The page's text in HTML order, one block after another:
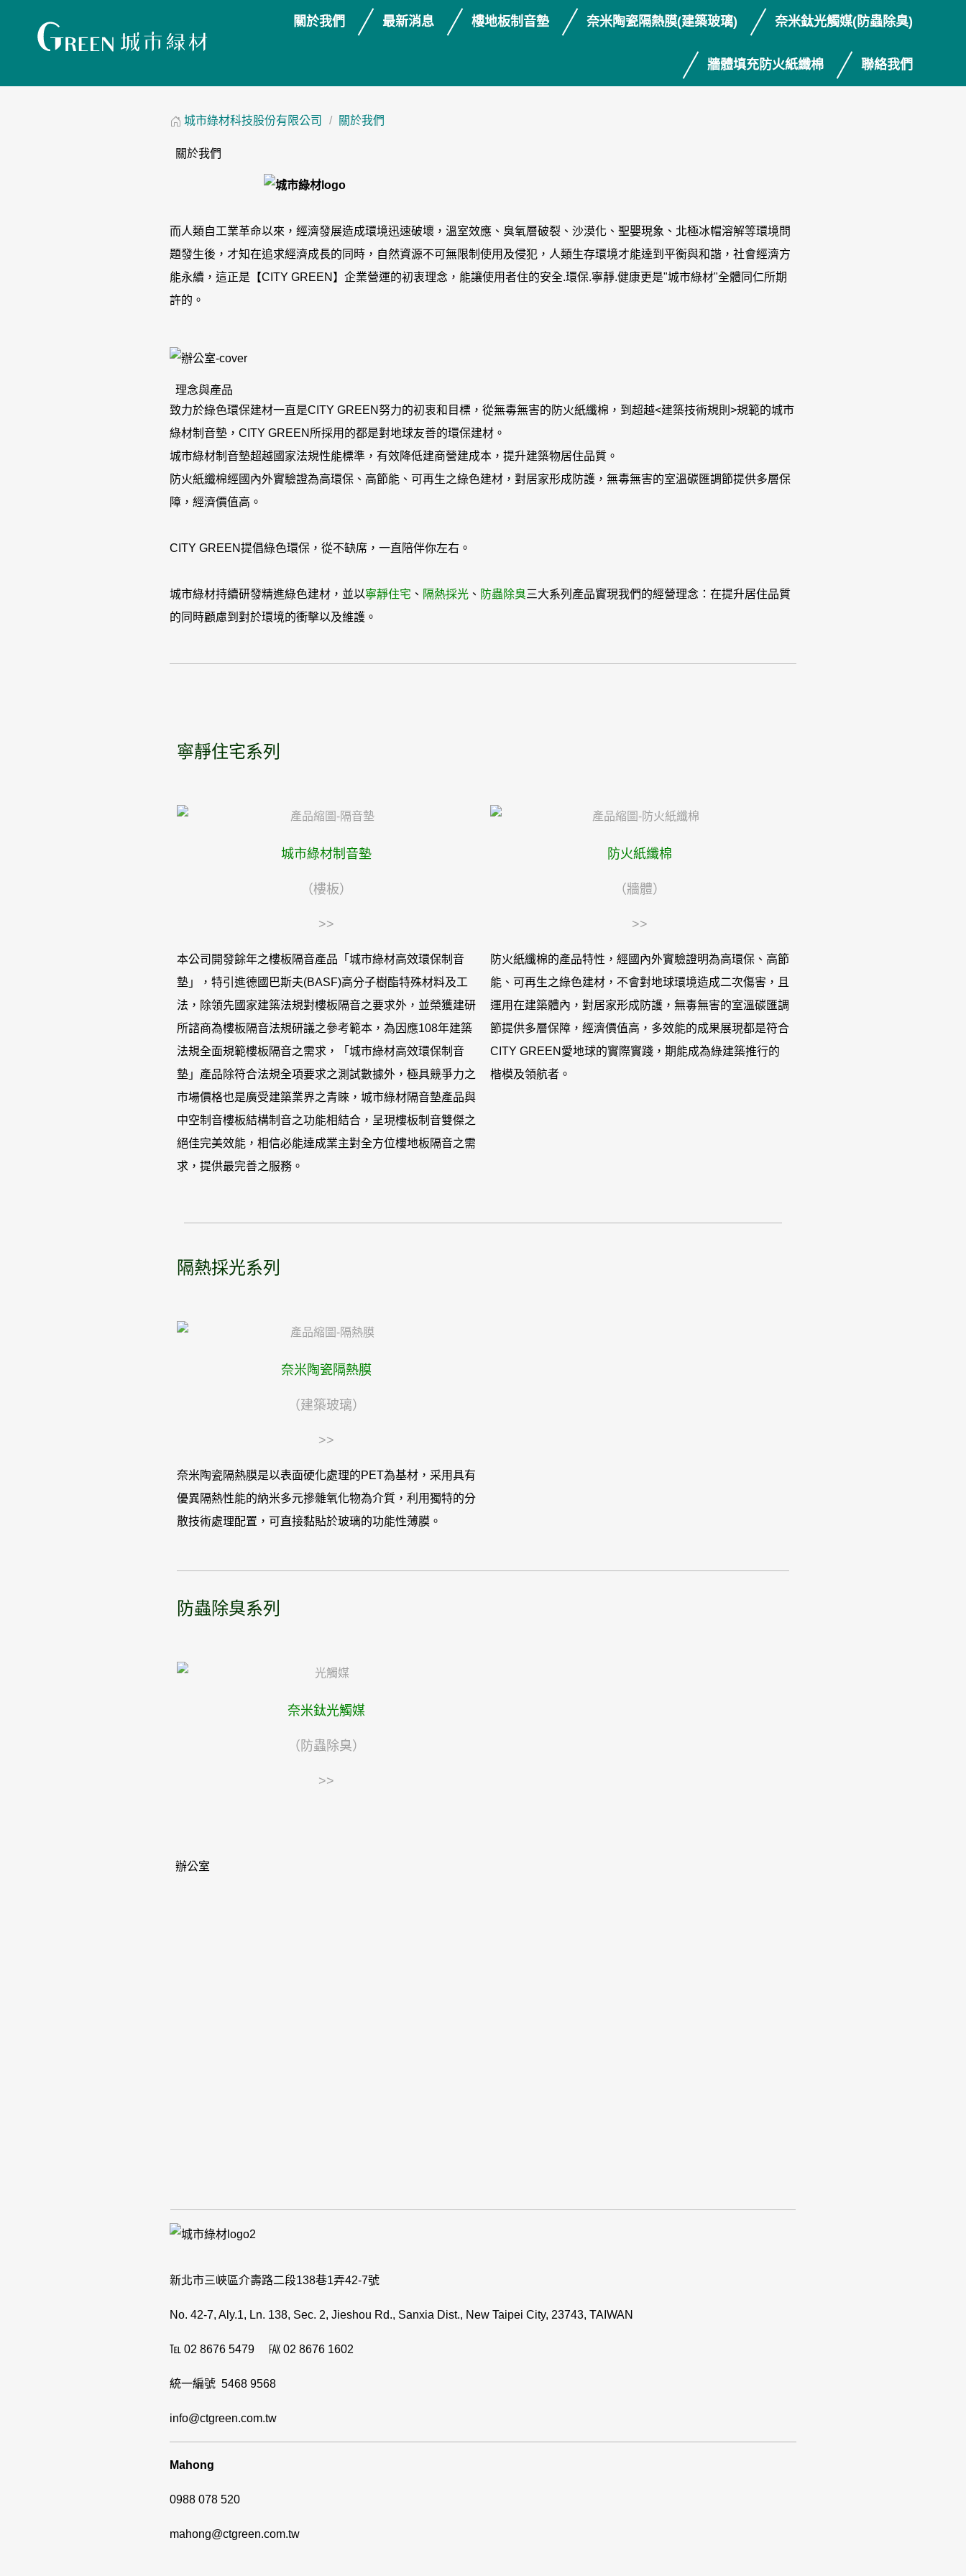
關於我們 最新消息 樓地板制音墊 奈米陶瓷隔熱膜(建築玻璃) 奈米鈦光觸媒(防蟲除臭)
牆體填充防火紙纖棉 聯絡我們
城市綠材科技股份有限公司 關於我們
關於我們
而人類自工業革命以來，經濟發展造成環境迅速破壞，溫室效應、臭氧層破裂、沙漠化、聖嬰現象、北極冰帽溶解等環境問
題發生後，才知在追求經濟成長的同時，自然資源不可無限制使用及侵犯，人類生存環境才能達到平衡與和諧，社會經濟方
能永續，這正是【CITY GREEN】企業營運的初衷理念，能讓使用者住的安全.環保.寧靜.健康更是"城市綠材"全體同仁所期
許的。
理念與產品
致力於綠色環保建材一直是CITY GREEN努力的初衷和目標，從無毒無害的防火紙纖棉，到超越<建築技術規則>規範的城市
綠材制音墊，CITY GREEN所採用的都是對地球友善的環保建材。
城市綠材制音墊超越國家法規性能標準，有效降低建商營建成本，提升建築物居住品質。
防火紙纖棉經國內外實驗證為高環保、高節能、可再生之綠色建材，對居家形成防護，無毒無害的室溫碳匯調節提供多層保
障，經濟價值高。
CITY GREEN提倡綠色環保，從不缺席，一直陪伴你左右。
城市綠材持續研發精進綠色建材，並以寧靜住宅 、 隔熱採光 、 防蟲除臭三大系列產品實現我們的經營理念：在提升居住品質
的同時顧慮到對於環境的衝擊以及維護。
寧靜住宅系列
城市綠材制音墊
（樓板）
>>
本公司開發餘年之樓板隔音產品「城市綠材高效環保制音
墊」，特引進德國巴斯夫(BASF)高分子樹酯特殊材料及工
法，除領先國家建築法規對樓板隔音之要求外，並榮獲建研
所諮商為樓板隔音法規研議之參考範本，為因應108年建築
法規全面規範樓板隔音之需求，「城市綠材高效環保制音
墊」產品除符合法規全項要求之測試數據外，極具競爭力之
市場價格也是廣受建築業界之青睞，城市綠材隔音墊產品與
中空制音樓板結構制音之功能相結合，呈現樓板制音雙傑之
絕佳完美效能，相信必能達成業主對全方位樓地板隔音之需
求，提供最完善之服務。
防火紙纖棉
（牆體）
>>
防火紙纖棉的產品特性，經國內外實驗證明為高環保、高節
能、可再生之綠色建材，不會對地球環境造成二次傷害，且
運用在建築體內，對居家形成防護，無毒無害的室溫碳匯調
節提供多層保障，經濟價值高，多效能的成果展現都是符合
CITY GREEN愛地球的實際實踐，期能成為綠建築推行的
楷模及領航者。
隔熱採光系列
奈米陶瓷隔熱膜
（建築玻璃）
>>
奈米陶瓷隔熱膜是以表面硬化處理的PET為基材，采用具有
優異隔熱性能的納米多元摻雜氧化物為介質，利用獨特的分
散技術處理配置，可直接黏貼於玻璃的功能性薄膜。
防蟲除臭系列
奈米鈦光觸媒
（防蟲除臭）
>>
辦公室
新北市三峽區介壽路二段138巷1弄42-7號
No. 42-7, Aly.1, Ln. 138, Sec. 2, Jieshou Rd., Sanxia Dist., New Taipei City, 23743, TAIWAN
℡ 02 8676 5479 ℻ 02 8676 1602
統一編號 5468 9568
info@ctgreen.com.tw
Mahong
0988 078 520
mahong@ctgreen.com.tw